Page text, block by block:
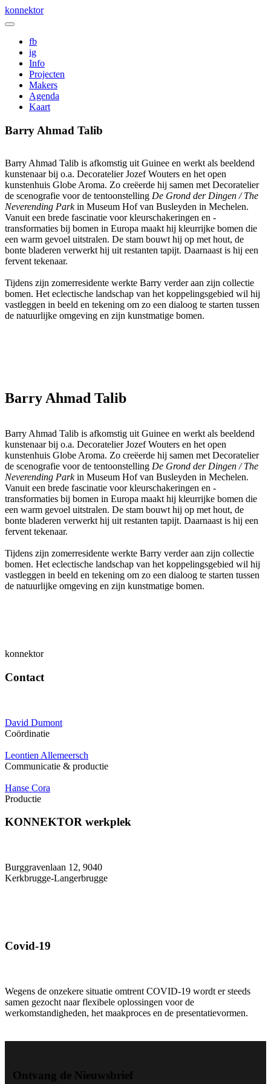
Skip
to
konnektor
fb
ig
Info
Projecten
Makers
Agenda
Kaart
Barry Ahmad Talib
Barry Ahmad Talib is afkomstig uit Guinee en werkt als beeldend
kunstenaar bij o.a. Decoratelier Jozef Wouters en het open
kunstenhuis Globe Aroma. Zo creëerde hij samen met Decoratelier
de scenografie voor de tentoonstelling De Grond der Dingen / The
Neverending Parkin Museum Hof van Busleyden in Mechelen.
Vanuit een brede fascinatie voor kleurschakeringen en -
transformaties bij bomen in Europa maakt hij kleurrijke bomen die
een warm gevoel uitstralen. De stam bouwt hij op met hout, de
bonte bladeren verwerkt hij uit restanten tapijt. Daarnaast is hij een
fervent tekenaar.
Tijdens zijn zomerresidente werkte Barry verder aan zijn collectie
bomen. Het eclectische landschap van het koppelingsgebied wil hij
vastleggen in beeld en tekening om zo een dialoog te starten tussen
de natuurlijke omgeving en zijn kunstmatige bomen.
Barry Ahmad Talib
Barry Ahmad Talib is afkomstig uit Guinee en werkt als beeldend
kunstenaar bij o.a. Decoratelier Jozef Wouters en het open
kunstenhuis Globe Aroma. Zo creëerde hij samen met Decoratelier
de scenografie voor de tentoonstelling De Grond der Dingen / The
Neverending Parkin Museum Hof van Busleyden in Mechelen.
Vanuit een brede fascinatie voor kleurschakeringen en -
transformaties bij bomen in Europa maakt hij kleurrijke bomen die
een warm gevoel uitstralen. De stam bouwt hij op met hout, de
bonte bladeren verwerkt hij uit restanten tapijt. Daarnaast is hij een
fervent tekenaar.
Tijdens zijn zomerresidente werkte Barry verder aan zijn collectie
bomen. Het eclectische landschap van het koppelingsgebied wil hij
vastleggen in beeld en tekening om zo een dialoog te starten tussen
de natuurlijke omgeving en zijn kunstmatige bomen.
konnektor
Contact
David Dumont
Coördinatie
Leontien Allemeersch
Communicatie & productie
Hanse Cora
Productie
KONNEKTOR werkplek
Burggravenlaan 12, 9040
Kerkbrugge-Langerbrugge
Covid-19
Wegens de onzekere situatie omtrent COVID-19 wordt er steeds
samen gezocht naar flexibele oplossingen voor de
werkomstandigheden, het maakproces en de presentatievormen.
Ontvang de Nieuwsbrief